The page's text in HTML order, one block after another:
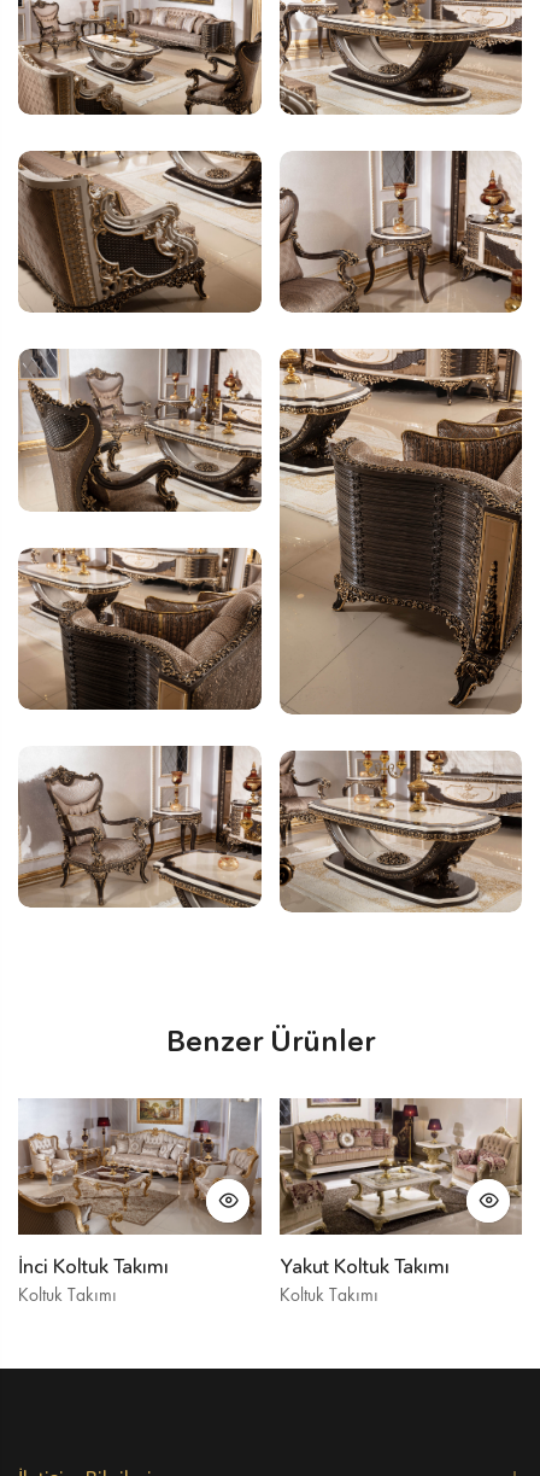
Benzer Ürünler
İnci Koltuk Takımı
Koltuk Takımı
Yakut Koltuk Takımı
Koltuk Takımı